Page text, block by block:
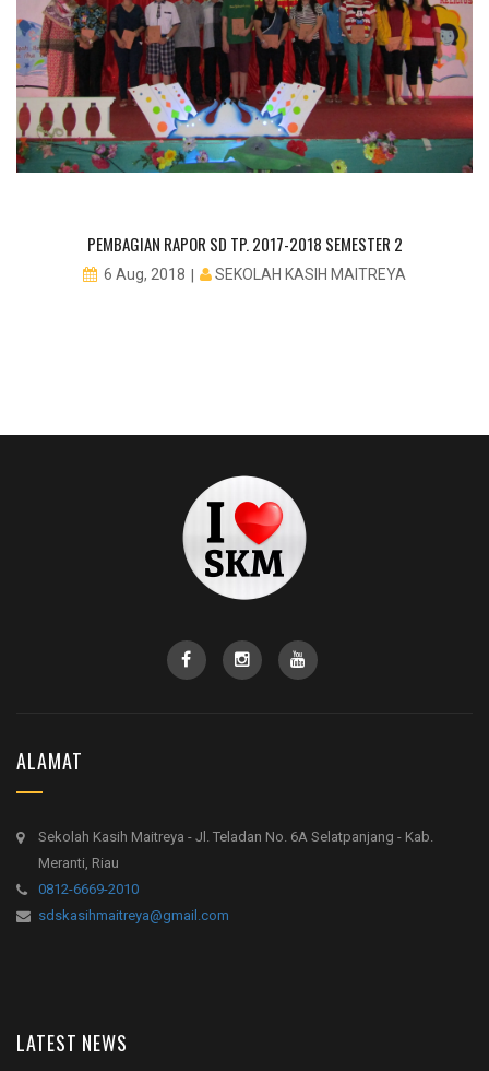
PEMBAGIAN RAPOR SD TP. 2017-2018 SEMESTER 2
6 Aug, 2018 SEKOLAH KASIH MAITREYA
ALAMAT
Sekolah Kasih Maitreya - Jl. Teladan No. 6A Selatpanjang - Kab.
Meranti, Riau
0812-6669-2010
sdskasihmaitreya@gmail.com
LATEST NEWS